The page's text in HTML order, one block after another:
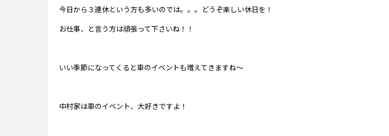
今日から３連休という方も多いのでは。。。どうぞ楽しい休日を！
お仕事、と言う方は頑張って下さいね！！
いい季節になってくると車のイベントも増えてきますね～
中村家は車のイベント、大好きですよ！